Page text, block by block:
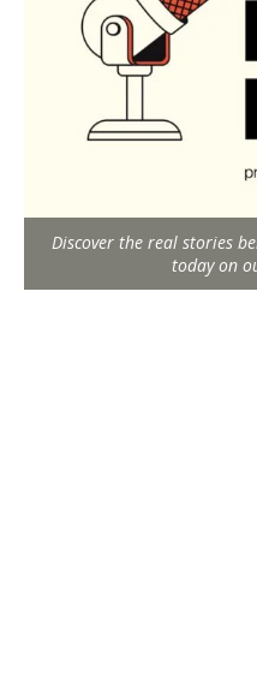
Discover the real stories
today on